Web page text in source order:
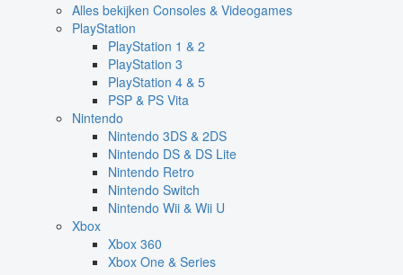
Alles bekijken Consoles & Videogames
PlayStation
PlayStation 1 & 2
PlayStation 3
PlayStation 4 & 5
PSP & PS Vita
Nintendo
Nintendo 3DS & 2DS
Nintendo DS & DS Lite
Nintendo Retro
Nintendo Switch
Nintendo Wii & Wii U
Xbox
Xbox 360
Xbox One & Series